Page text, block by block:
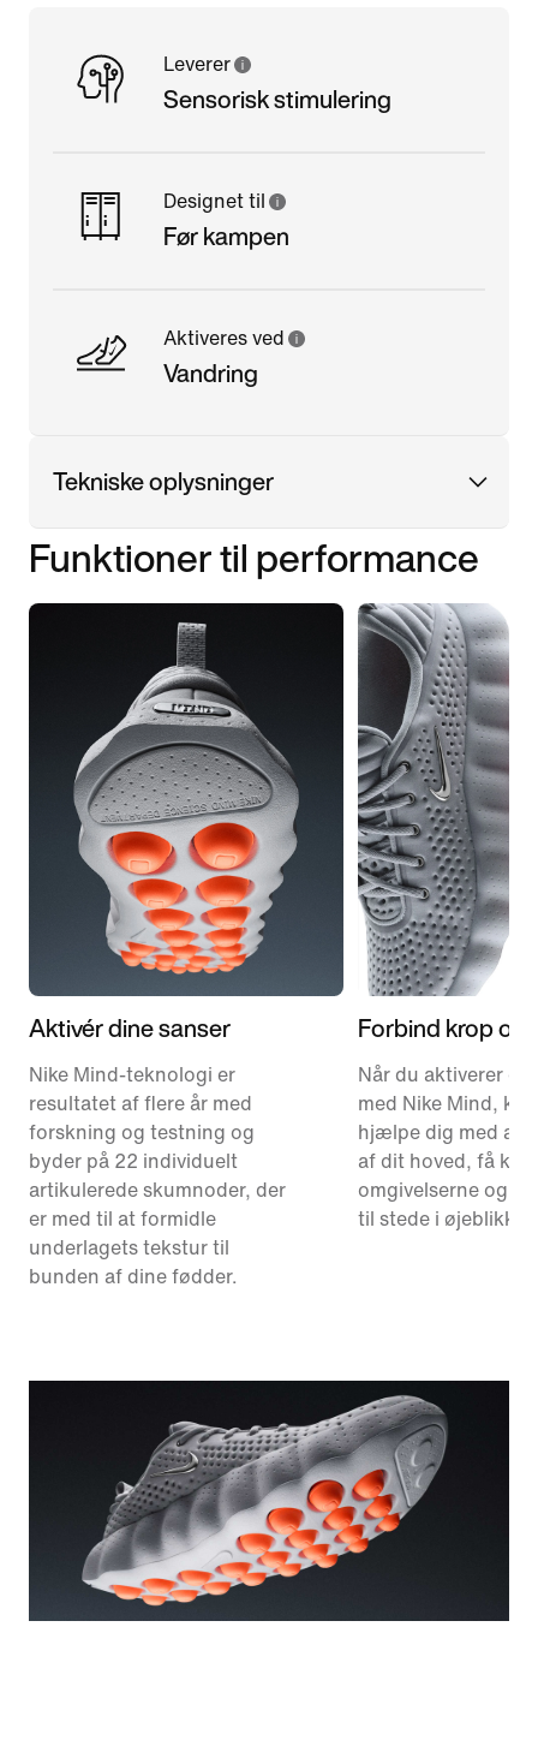
Leverer
Sensorisk stimulering
Designet til
Før kampen
Aktiveres ved
Vandring
Tekniske oplysninger
Funktioner til performance
Aktivér dine sanser
Nike Mind-teknologi er
resultatet af flere år med
forskning og testning og
byder på 22 individuelt
artikulerede skumnoder, der
er med til at formidle
underlagets tekstur til
bunden af dine fødder.
Forbind krop og
Når du aktiverer
med Nike Mind,
hjælpe dig med at
af dit hoved, få
omgivelserne og
til stede i øjeblikket.